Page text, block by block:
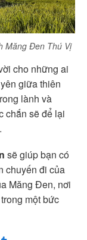
Măng Đen Thú Vị
cho những ai
giữa thiên
lành và
chắn sẽ để lại
sẽ giúp bạn có
chuyến đi của
Măng Đen, nơi
một bức